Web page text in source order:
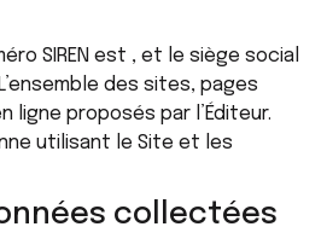
SIREN est , et le siège social
des sites, pages
ligne proposés par l’Éditeur.
utilisant le Site et les
collectées